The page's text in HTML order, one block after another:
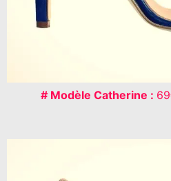
# Modèle Catherine :